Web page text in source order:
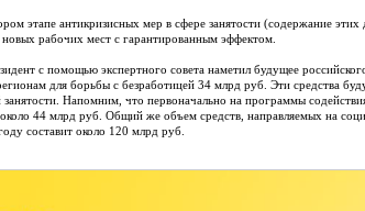
этапе антикризисных мер в сфере занятости (содержание
рабочих мест с гарантированным эффектом.
с помощью экспертного совета наметил будущее
для борьбы с безработицей 34 млрд руб. Эти средства
Напомним, что первоначально на программы
44 млрд руб. Общий же объем средств, направляемых на
составит около 120 млрд руб.